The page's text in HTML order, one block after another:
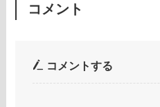
コメント
コメントする